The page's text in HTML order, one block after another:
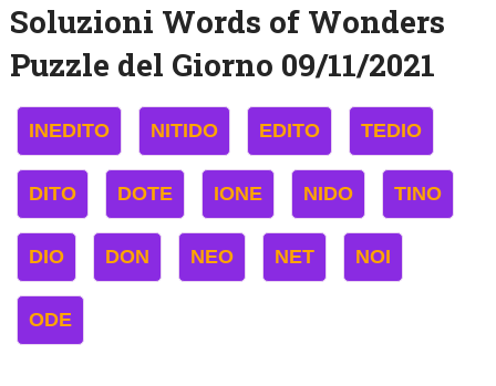
Soluzioni Words of Wonders
Puzzle del Giorno 09/11/2021
INEDITO NITIDO EDITO TEDIO
DITO DOTE IONE NIDO TINO
DIO DON NEO NET NOI
ODE